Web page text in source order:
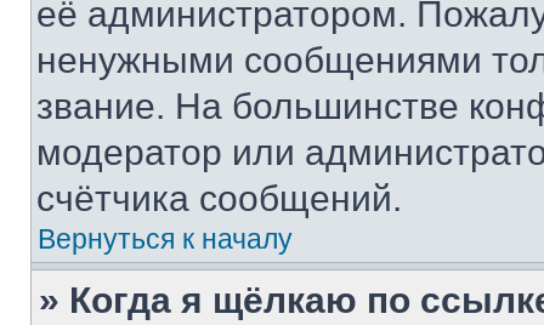
её администратором.
ненужными сообщениями
звание. На большинстве
модератор или
счётчика сообщений.
Вернуться к началу
» Когда я щёлкаю по